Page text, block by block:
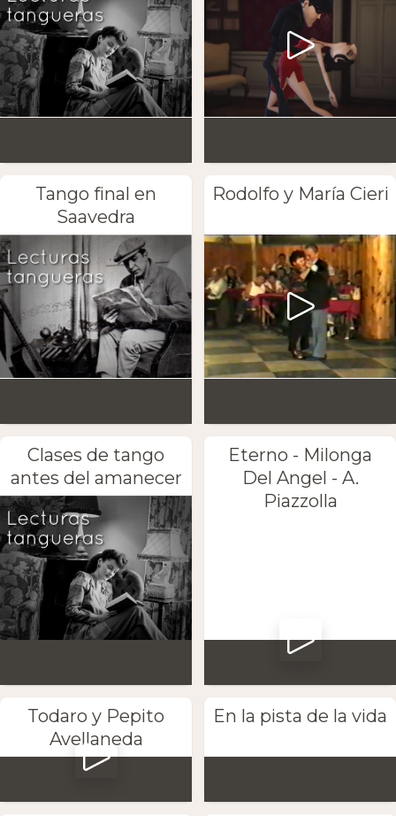
Tango final en
Saavedra
Rodolfo y María Cieri
Clases de tango
antes del amanecer
Eterno - Milonga
Del Angel - A.
Piazzolla
Todaro y Pepito
Avellaneda
En la pista de la vida